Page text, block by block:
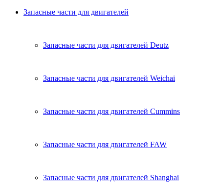
Запасные части для двигателей
Запасные части для двигателей Deutz
Запасные части для двигателей Weichai
Запасные части для двигателей Cummins
Запасные части для двигателей FAW
Запасные части для двигателей Shanghai